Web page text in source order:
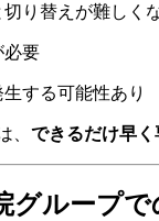
り替えが難しく
必要
する可能性あり
、 できるだけ早く
グループで